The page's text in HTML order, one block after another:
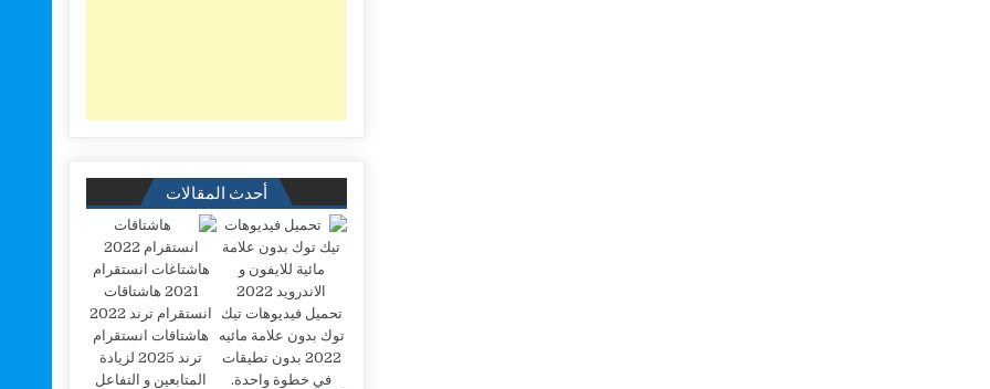
أحدث المقالات
تحميل فيديوهات تيك
توك بدون علامة مائيه
2022 بدون تطيقات
في خطوة واحدة.
هاشتاقات انستقرام
ترند 2025 لزيادة
المتابعين و التفاعل